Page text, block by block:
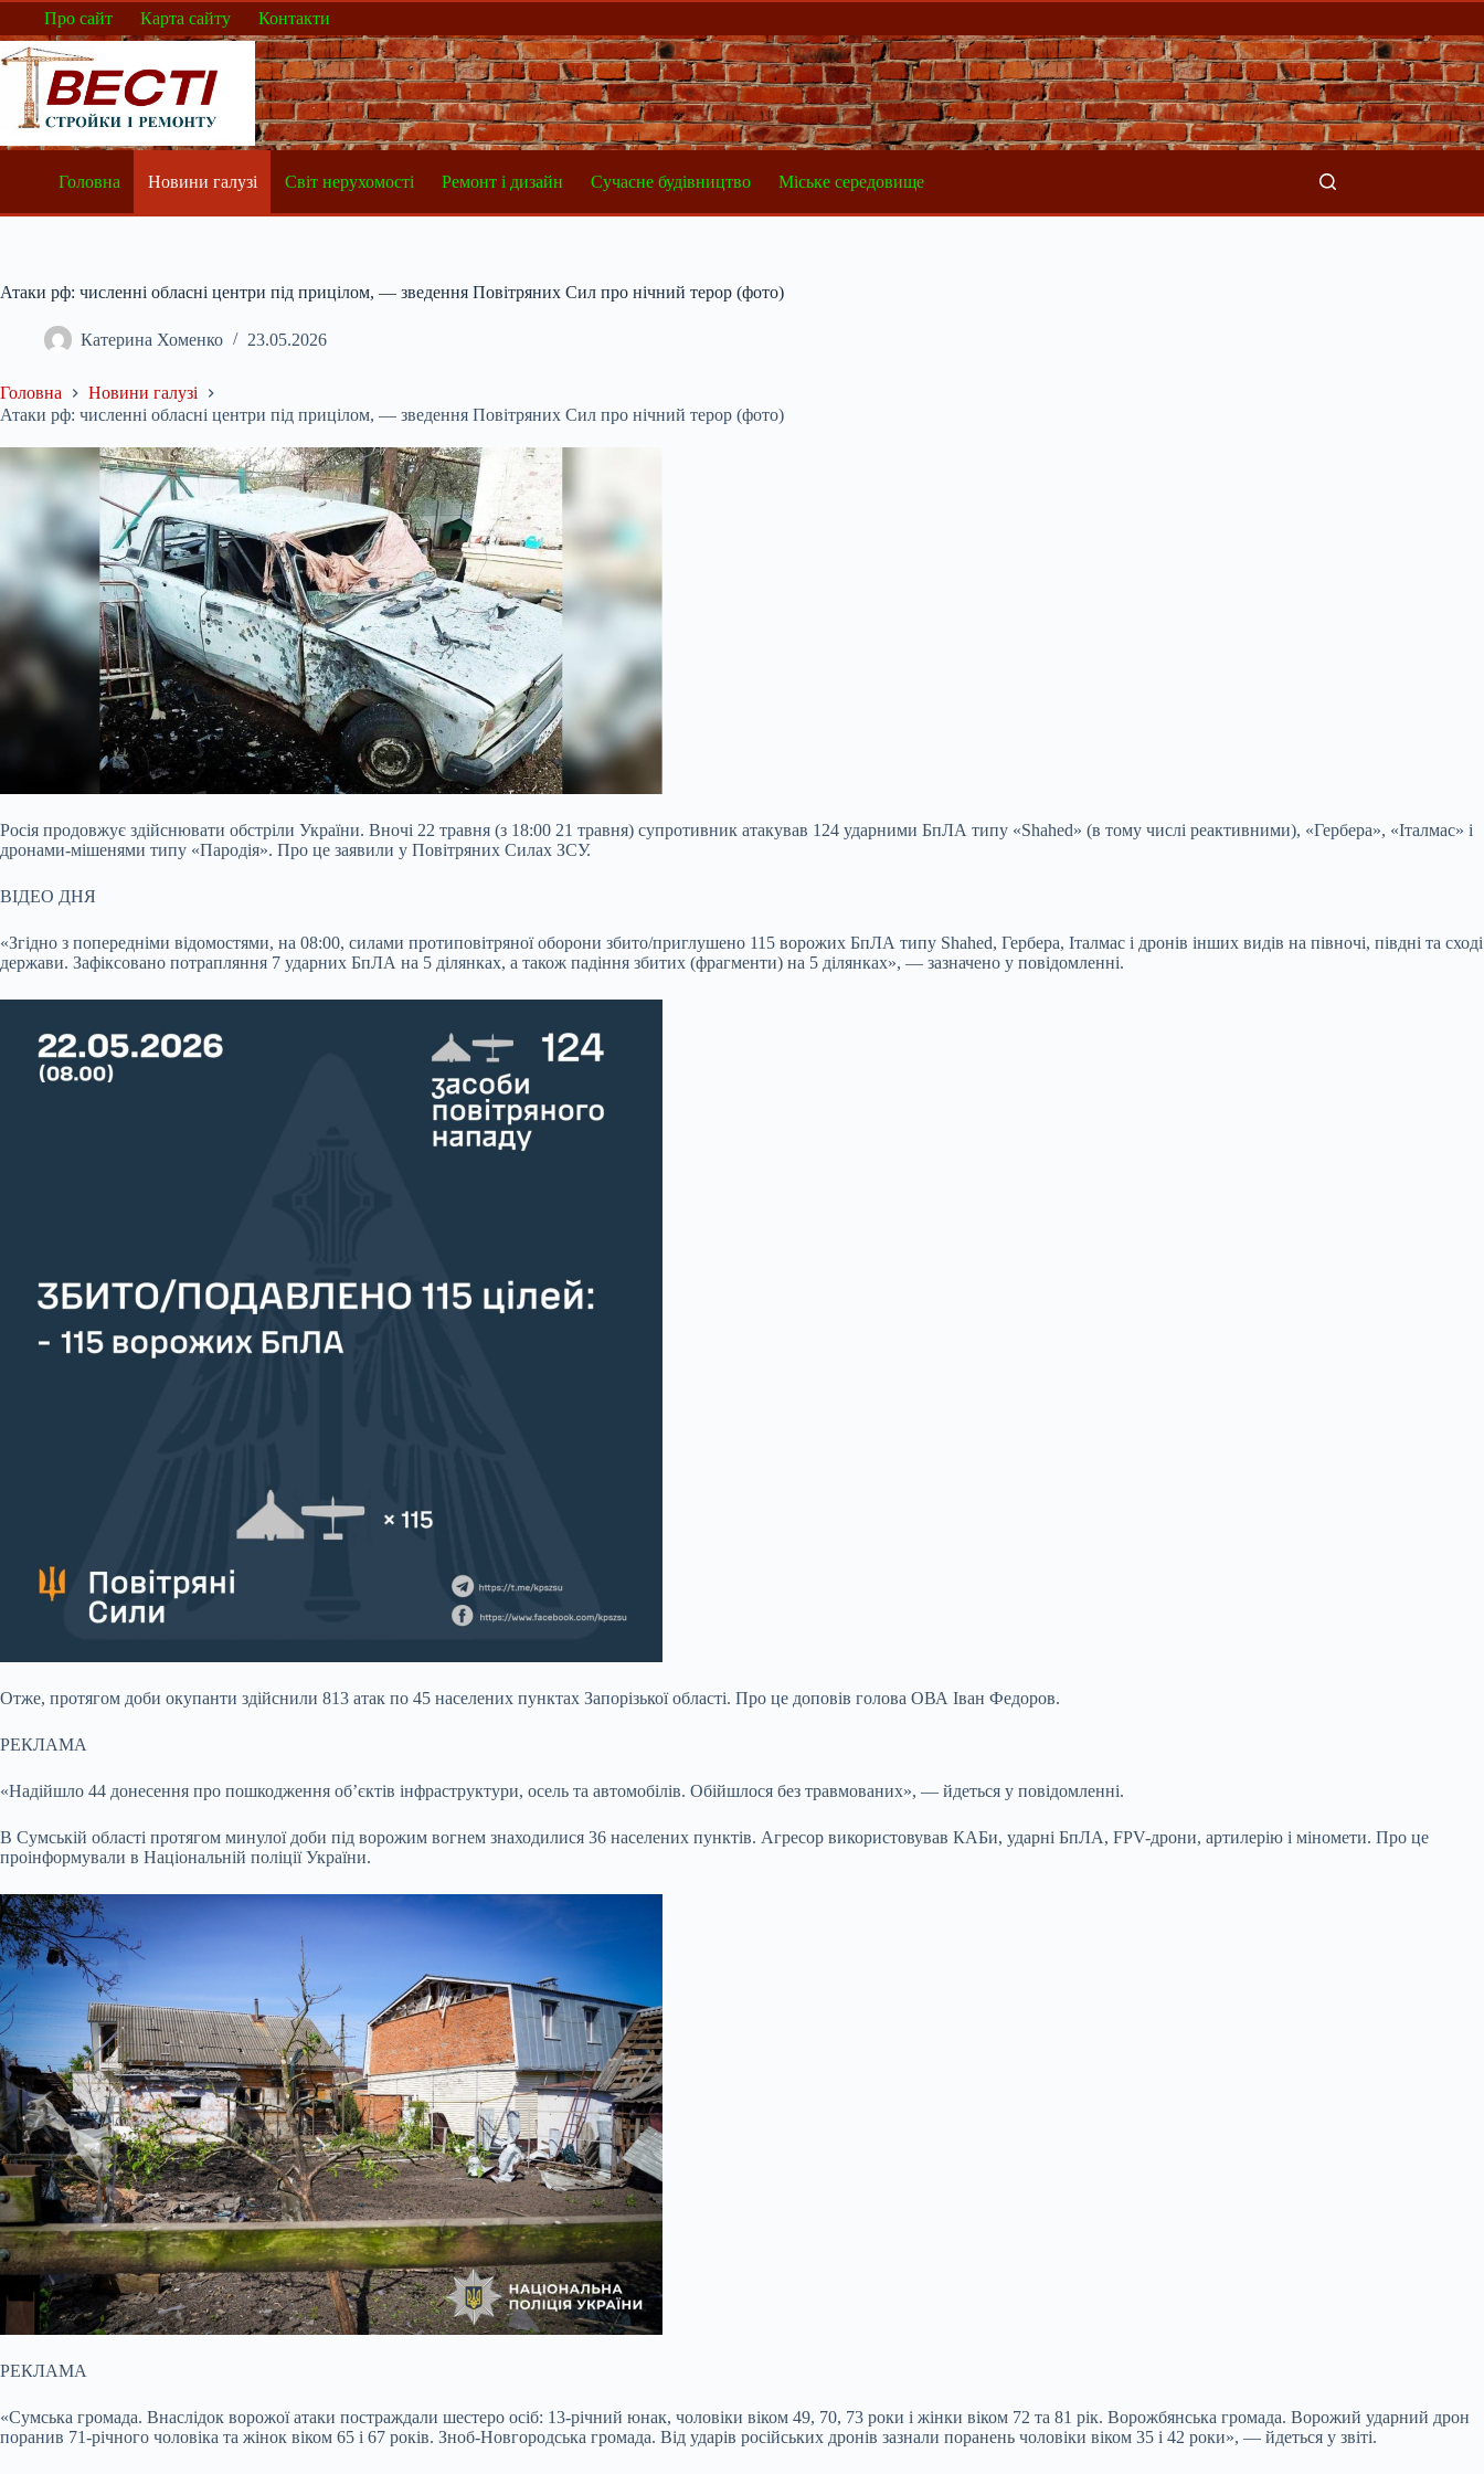
Перейти
вмісту
Про сайт Карта сайту Контакти
Головна Новини галузі Світ нерухомості Ремонт і дизайн Сучасне будівництво Міське середовище
Атаки рф: численні обласні центри під прицілом, — зведення Повітряних Сил про нічний терор (фото)
Катерина Хоменко 23.05.2026
Головна
Новини галузі
Атаки рф: численні обласні центри під прицілом, — зведення Повітряних Сил про нічний терор (фото)
Росія продовжує здійснювати обстріли України. Вночі 22 травня (з 18:00 21 травня) супротивник атакував 124 ударними БпЛА типу «Shahed» (в тому числі реактивними), «Гербера», «Італмас» і
дронами-мішенями типу «Пародія». Про це заявили у Повітряних Силах ЗСУ.
ВІДЕО ДНЯ
«Згідно з попередніми відомостями, на 08:00, силами протиповітряної оборони збито/приглушено 115 ворожих БпЛА типу Shahed, Гербера, Італмас і дронів інших видів на півночі, півдні та сході
держави. Зафіксовано потрапляння 7 ударних БпЛА на 5 ділянках, а також падіння збитих (фрагменти) на 5 ділянках», — зазначено у повідомленні.
Отже, протягом доби окупанти здійснили 813 атак по 45 населених пунктах Запорізької області. Про це доповів голова ОВА Іван Федоров.
РЕКЛАМА
«Надійшло 44 донесення про пошкодження об’єктів інфраструктури, осель та автомобілів. Обійшлося без травмованих», — йдеться у повідомленні.
В Сумській області протягом минулої доби під ворожим вогнем знаходилися 36 населених пунктів. Агресор використовував КАБи, ударні БпЛА, FPV-дрони, артилерію і міномети. Про це
проінформували в Національній поліції України.
РЕКЛАМА
«Сумська громада. Внаслідок ворожої атаки постраждали шестеро осіб: 13-річний юнак, чоловіки віком 49, 70, 73 роки і жінки віком 72 та 81 рік. Ворожбянська громада. Ворожий ударний дрон
поранив 71-річного чоловіка та жінок віком 65 і 67 років. Зноб-Новгородська громада. Від ударів російських дронів зазнали поранень чоловіки віком 35 і 42 роки», — йдеться у звіті.